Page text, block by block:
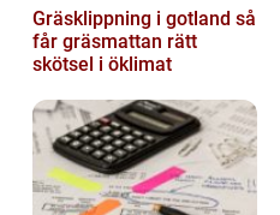
Gräsklippning i gotland så
får gräsmattan rätt
skötsel i öklimat